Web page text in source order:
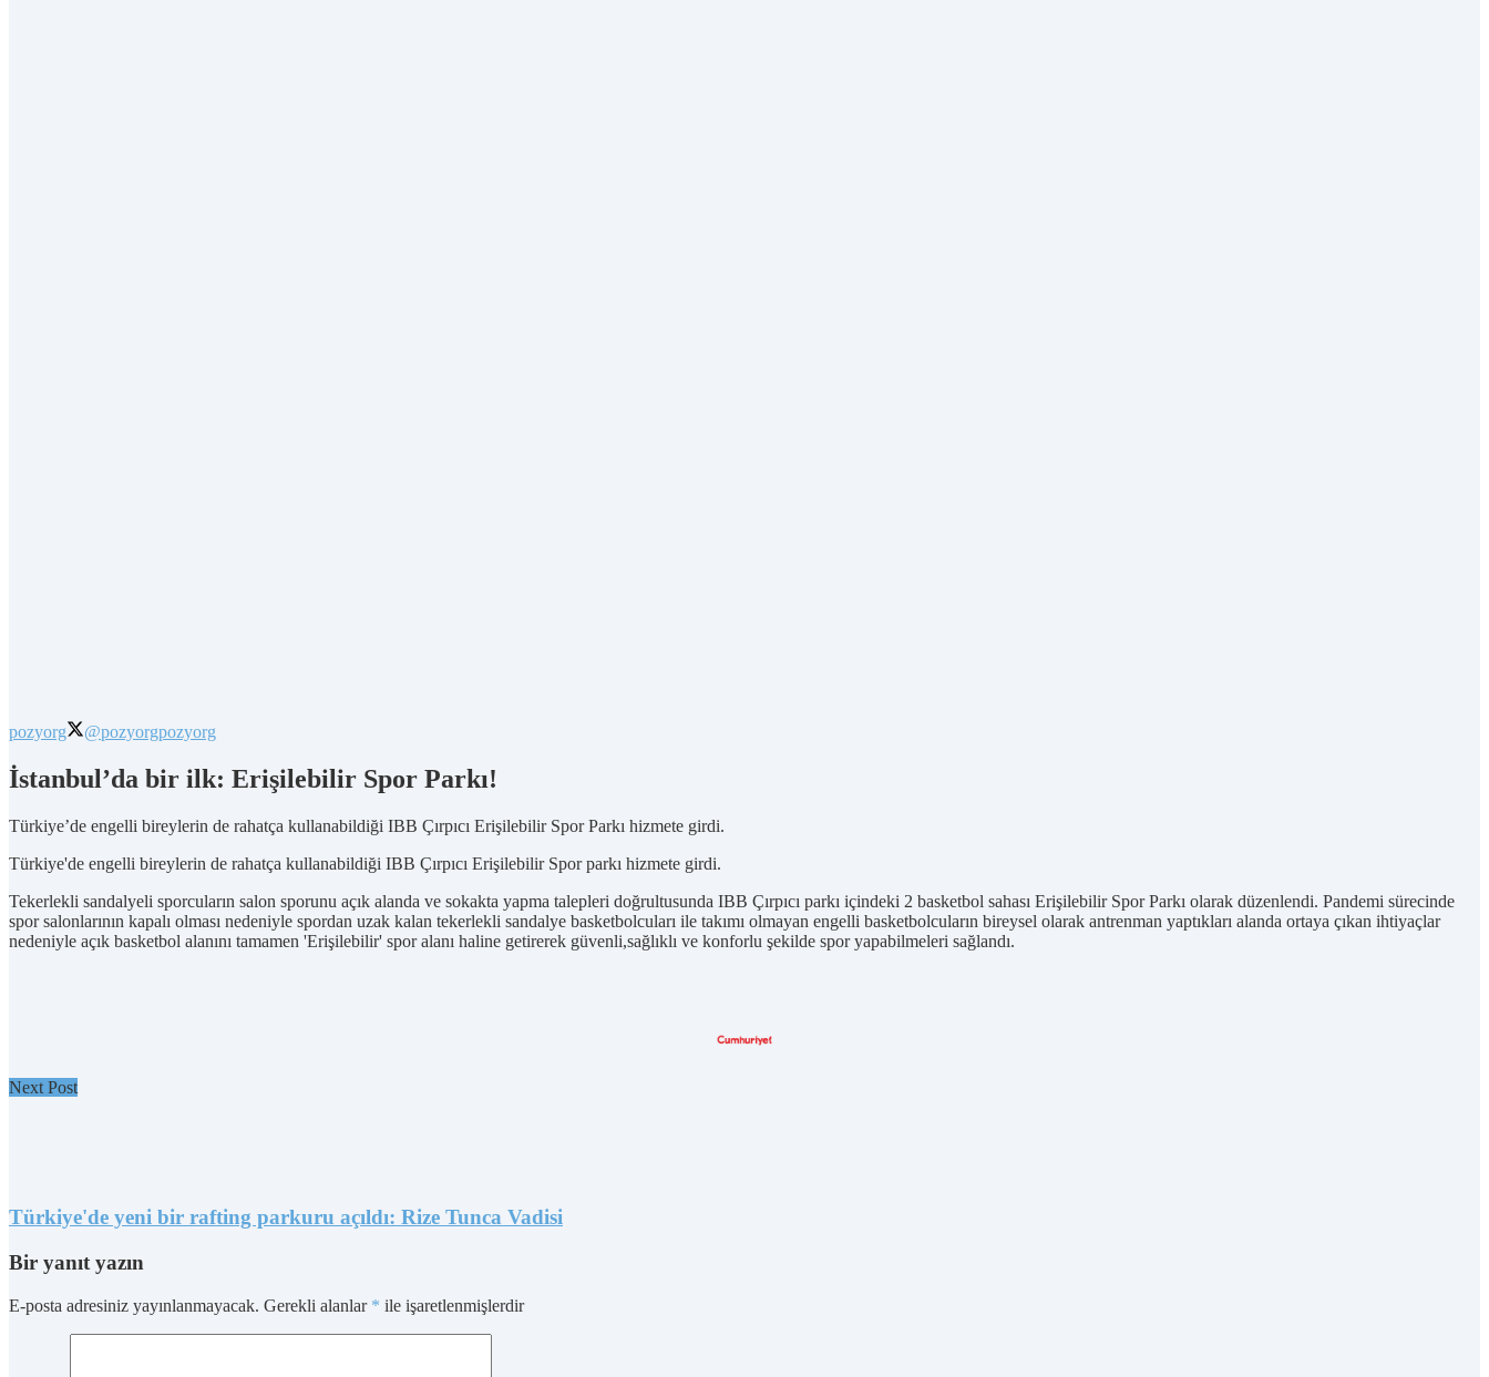
pozyorg @pozyorgpozyorg
İstanbul’da bir ilk: Erişilebilir Spor Parkı!
Türkiye’de engelli bireylerin de rahatça kullanabildiği IBB Çırpıcı Erişilebilir Spor Parkı hizmete girdi.
Türkiye'de engelli bireylerin de rahatça kullanabildiği IBB Çırpıcı Erişilebilir Spor parkı hizmete girdi.
Tekerlekli sandalyeli sporcuların salon sporunu açık alanda ve sokakta yapma talepleri doğrultusunda IBB Çırpıcı parkı içindeki 2 basketbol sahası Erişilebilir Spor Parkı olarak düzenlendi. Pandemi sürecinde
spor salonlarının kapalı olması nedeniyle spordan uzak kalan tekerlekli sandalye basketbolcuları ile takımı olmayan engelli basketbolcuların bireysel olarak antrenman yaptıkları alanda ortaya çıkan ihtiyaçlar
nedeniyle açık basketbol alanını tamamen 'Erişilebilir' spor alanı haline getirerek güvenli,sağlıklı ve konforlu şekilde spor yapabilmeleri sağlandı.
Next Post
Türkiye'de yeni bir rafting parkuru açıldı: Rize Tunca Vadisi
Bir yanıt yazın
E-posta adresiniz yayınlanmayacak. Gerekli alanlar * ile işaretlenmişlerdir